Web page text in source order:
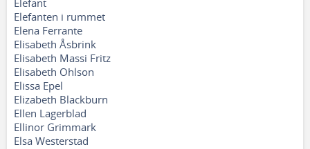
Elefant
Elefanten i rummet
Elena Ferrante
Elisabeth Åsbrink
Elisabeth Massi Fritz
Elisabeth Ohlson
Elissa Epel
Elizabeth Blackburn
Ellen Lagerblad
Ellinor Grimmark
Elsa Westerstad